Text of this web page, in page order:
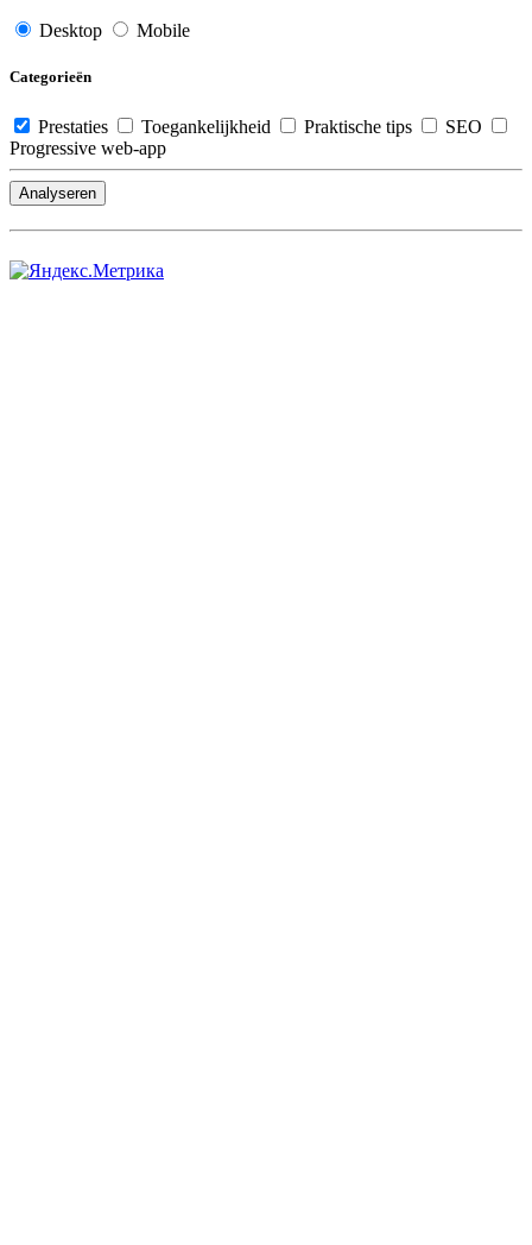
Desktop Mobile
Categorieën
Prestaties Toegankelijkheid Praktische tips
SEO
Progressive web-app
Analyseren